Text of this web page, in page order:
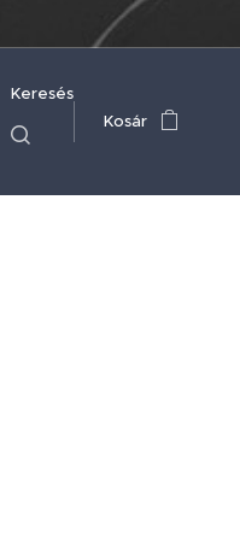
Keresés
Kosár